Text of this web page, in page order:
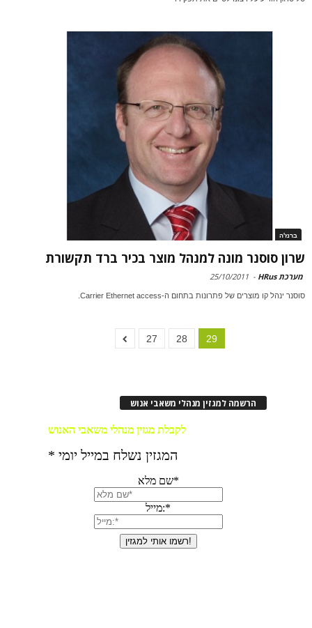
ברנז'ה
שרון סוסנר מונה למנהל מוצר בכיר ברד תקשורת
מערכת HRus -
25/10/2011
סוסנר ינהל קו מוצרים של פתרונות בתחום ה-Carrier Ethernet access.
27 28 29
הרשמה למגזין מנהלי משאבי אנוש